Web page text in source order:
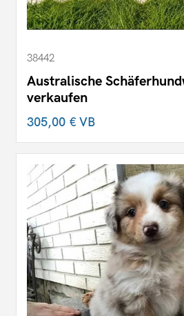
38442
Australische
verkaufen
305,00 €VB